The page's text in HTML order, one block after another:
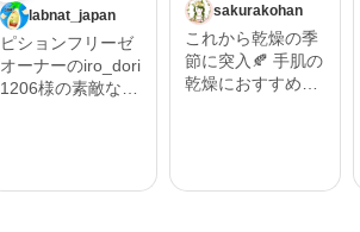
labnat_japan
ピションフリーゼ
オーナーのiro_dori
1206様の素敵な投
sakurakohan
これから乾燥の季
節に突入🍂 手肌の
乾燥におすすめし
湿を与えるムース